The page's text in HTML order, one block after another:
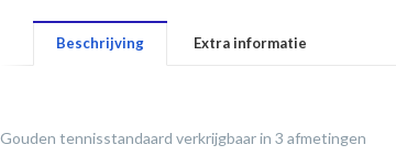
Beschrijving Extra informatie
Gouden tennisstandaard verkrijgbaar in 3 afmetingen